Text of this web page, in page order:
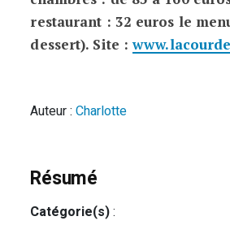
restaurant : 32 euros le
dessert). Site :
Auteur :Charlotte
Résumé
Catégorie(s):